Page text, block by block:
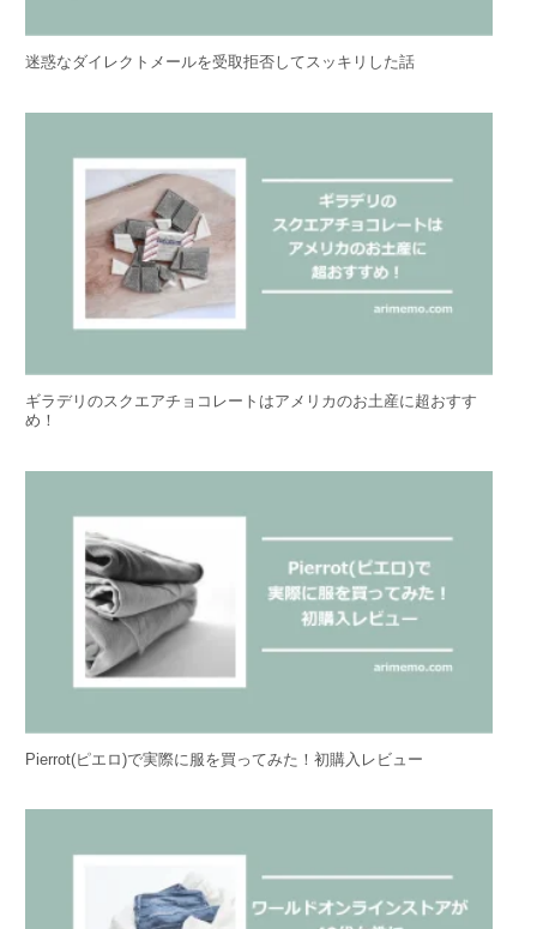
迷惑なダイレクトメールを受取拒否してスッキリした話
ギラデリのスクエアチョコレートはアメリカのお土産に超おすす
め！
Pierrot(ピエロ)で実際に服を買ってみた！初購入レビュー